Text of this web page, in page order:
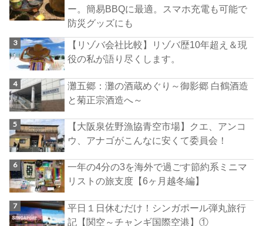
ー。簡易BBQに最適。スマホ充電も可能で
防災グッズにも
【リゾバ会社比較】リゾバ歴10年超え＆現
役の私が語り尽くします。
灘五郷：灘の酒蔵めぐり～御影郷 白鶴酒造
と菊正宗酒造へ～
【大阪泉佐野漁協青空市場】クエ、アンコ
ウ、アナゴがこんなに安くて委員会！
一年の4分の3を海外で過ごす節約系ミニマ
リストの旅支度【6ヶ月越冬編】
平日１日休むだけ！シンガポール弾丸旅行
記【関空～チャンギ国際空港】①